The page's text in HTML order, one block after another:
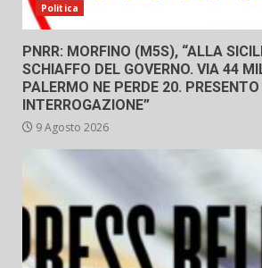
Politica
PNRR: MORFINO (M5S), “ALLA
SCHIAFFO DEL GOVERNO. VIA 44
PALERMO NE PERDE 20. PRESENTO
INTERROGAZIONE”
9 Agosto 2026